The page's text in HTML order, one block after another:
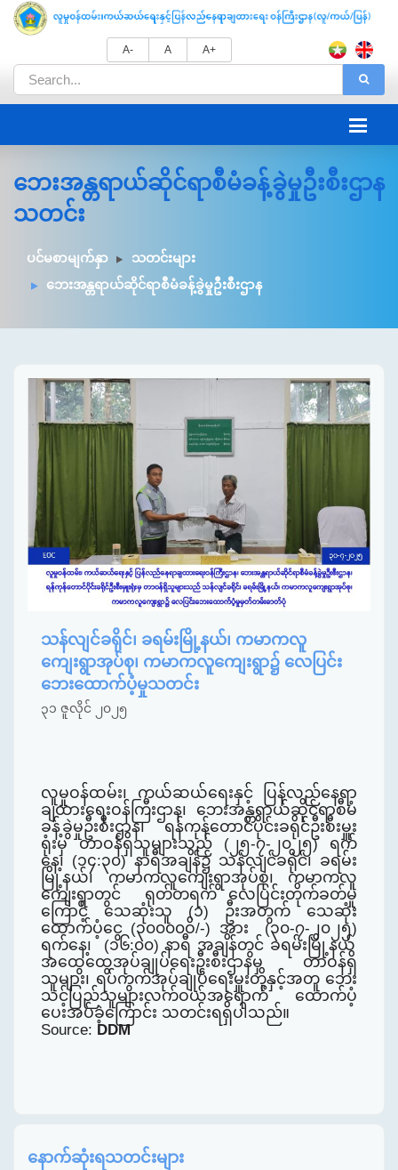
A- A A+
ဘေးအန္တရာယ်ဆိုင်ရာစီမံခန့်ခွဲမှုဦးစီးဌာန
သတင်း
ပင်မစာမျက်နှာ
သတင်းများ
ဘေးအန္တရာယ်ဆိုင်ရာစီမံခန့်ခွဲမှုဦးစီးဌာန
သန်လျင်ခရိုင်၊ ခရမ်းမြို့နယ်၊ ကမာကလူ
ကျေးရွာအုပ်စု၊ ကမာကလူကျေးရွာ၌ လေပြင်း
ဘေးထောက်ပံ့မှုသတင်း
၃၁ ဇူလိုင် ၂၀၂၅
လူမှုဝန်ထမ်း၊ ကယ်ဆယ်ရေးနှင့် ပြန်လည်နေရာ
ချထားရေးဝန်ကြီးဌာန၊ ဘေးအန္တရာယ်ဆိုင်ရာစီမံ
ခန့်ခွဲမှုဦးစီးဌာန၊ ရန်ကုန်တောင်ပိုင်းခရိုင်ဦးစီးမှူး
ရုံးမှ တာဝန်ရှိသူများသည် ( ၂၅-၇-၂၀၂၅)ရက်
နေ့၊ (၁၄:၃၀) နာရီအချိန်၌ သန်လျင်ခရိုင်၊ ခရမ်း
မြို့နယ်၊ ကမာကလူကျေးရွာအုပ်စု၊ ကမာကလူ
ကျေးရွာတွင် ရုတ်တရက် လေပြင်းတိုက်ခတ်မှု
ကြောင့် သေဆုံးသူ (၁) ဦးအတွက် သေဆုံး
ထောက်ပံ့ငွေ (၃၀၀၀၀ဝိ/-) အား (၃၀-၇-၂၀၂၅)
ရက်နေ့၊ (၁၆:၀၀) နာရီ အချိန်တွင် ခရမ်းမြို့နယ်
အထွေထွေအုပ်ချုပ်ရေးဦးစီးဌာနမှ တာဝန်ရှိ
သူများ၊ ရပ်ကွက်အုပ်ချုပ်ရေးမှူးတို့နှင့်အတူ ဘေး
သင့်ပြည်သူများလက်ဝယ်အရောက် ထောက်ပံ့
ပေးအပ်ခဲ့ကြောင်း သတင်းရရှိပါ သည်။
Source: DDM
နောက်ဆုံးရသတင်းများ